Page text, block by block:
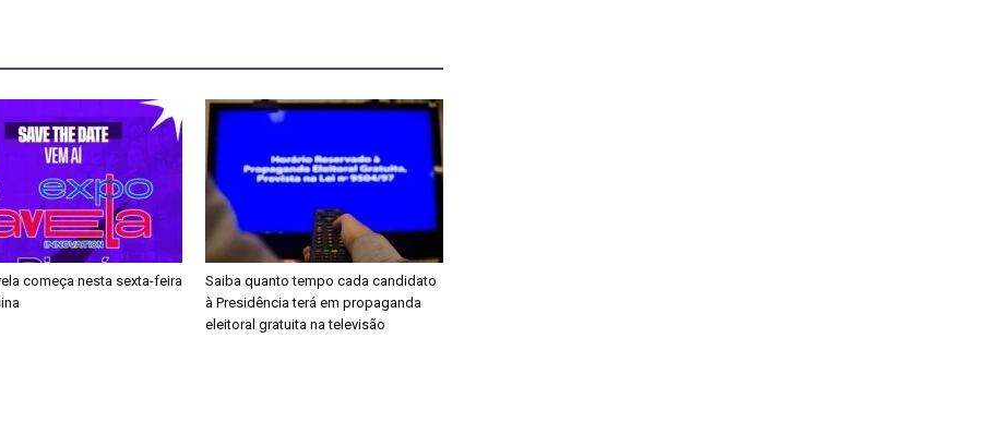
começa nesta sexta-feira
Saiba quanto tempo cada candidato
à Presidência terá em propaganda
eleitoral gratuita na televisão